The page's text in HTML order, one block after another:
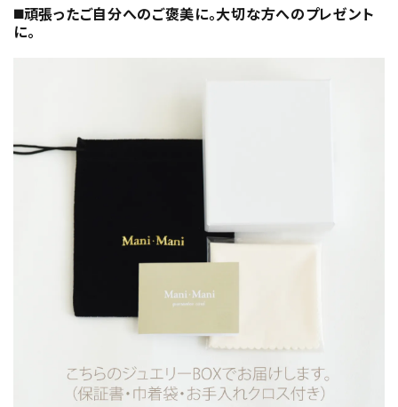
◼️頑張ったご自分へのご褒美に。大切な方へのプレゼント
に。